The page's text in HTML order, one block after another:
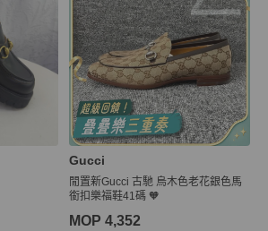
Gucci
閒置新Gucci 古馳 烏木色老花銀色馬
銜扣樂福鞋41碼 🧡
MOP 4,352